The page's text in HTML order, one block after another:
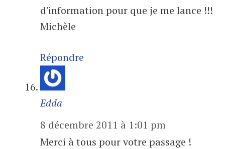
d'information pour que je me lance !!!
Michèle
Répondre
Edda
8 décembre 2011 à 1:01 pm
Merci à tous pour votre passage !